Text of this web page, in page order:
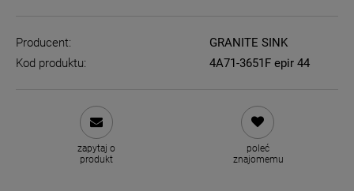
Producent:
GRANITE SINK
Kod produktu:
4A71-3651F epir 44
zapytaj o
produkt
poleć
znajomemu